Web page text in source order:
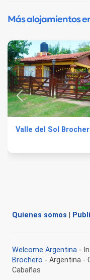
Más alojamientos
Valle del Sol
Quienes somos
Welcome Argentina -
Brochero - Argentina -
Cabañas